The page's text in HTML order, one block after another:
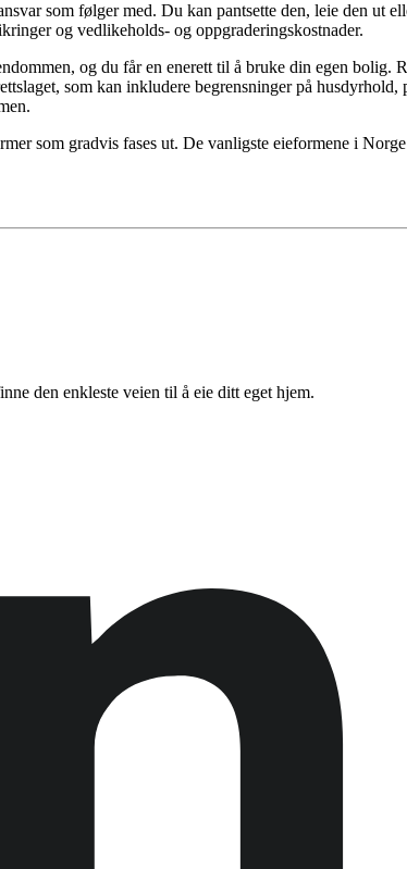
som følger med. Du kan pantsette den, leie den ut
og vedlikeholds- og oppgraderingskostnader.
og du får en enerett til å bruke din egen bolig.
som kan inkludere begrensninger på
som gradvis fases ut. De vanligste eieformene i
den enkleste veien til å eie ditt eget hjem.